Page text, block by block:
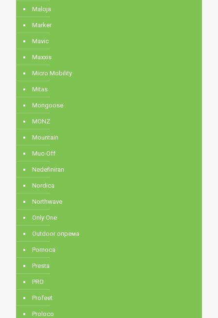
Maloja
Marker
Mavic
Maxxis
Micro Mobility
Mitas
Mongoose
MONZ
Mountain
Muc-Off
Nedefiniran
Nordica
Northwave
Only One
Outdoor опрема
Pomoca
Presta
PRO
Profeet
Proloco